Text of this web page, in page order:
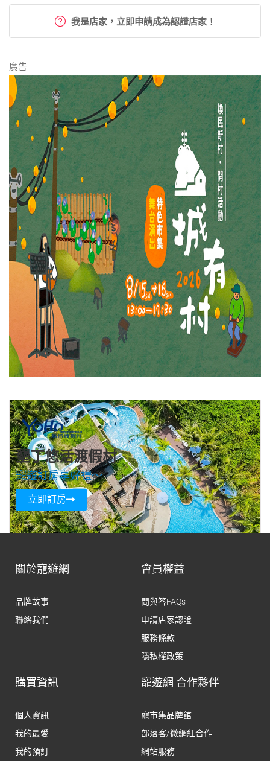
我是店家，立即申請成為認證店家！
廣告
墾丁悠活渡假村
寵遊訂房享好禮～
立即訂房
關於寵遊網
品牌故事
聯絡我們
會員權益
問與答FAQs
申請店家認證
服務條款
隱私權政策
購買資訊
個人資訊
我的最愛
我的預訂
寵遊網 合作夥伴
寵市集品牌館
部落客/微網紅合作
網站服務